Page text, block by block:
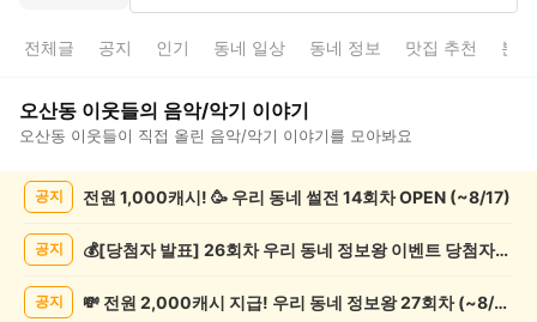
전체글 공지 인기 동네 일상 동네 정보 맛집 추천 분
오산동 이웃들의 음악/악기 이야기
오산동 이웃들이 직접 올린 음악/악기 이야기를 모아봐요
공지 전원 1,000캐시! 🥳 우리 동네 썰전 14회차 OPEN (~8/17)
공지 💰[당첨자 발표] 26회차 우리 동네 정보왕 이벤트 당첨자를 발표합니다!
공지 💸 전원 2,000캐시 지급! 우리 동네 정보왕 27회차 (~8/10)